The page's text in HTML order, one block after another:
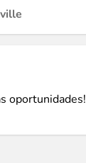
oportunidades!